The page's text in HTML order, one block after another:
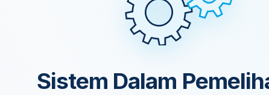
Sistem Dalam